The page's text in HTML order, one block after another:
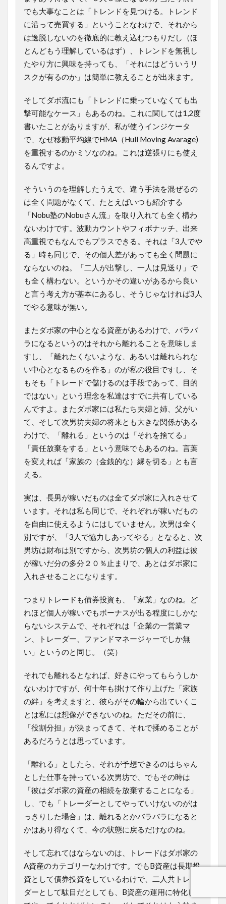
でも大事なことは「トレンドを見つける。トレンド
に沿って売買する」ということなわけで、それから
は逸脱しないのを徹底的に教え込むつもりだし（ほ
とんどもう理解しているはず）、トレンドを無視し
たやり方に興味を持っても、「それにはどういうリ
スクが有るのか」は簡単に教えることが出来ます。
そしてダボ流にも「トレンドに乗っていなくても出
撃可能なケース」もあるのね。これに関しては1,2度
書いたことがありますが、私が使うインジケータ
で、なぜ移動平均線でHMA（Hull Moving Avarage)
を重視するのかミソなのね。これは逆張りにも使え
るんですよ。
そういうのを理解したうえで、違う手法を混ぜるの
は全く問題がなくて、たとえばいつも紹介する
「Nobu塾のNobuさん流」を取り入れても全く構わ
ないわけです。波動カウントやフィボナッチ、出来
高重視でもなんでもプラスできる。それは「3人でや
る」時も同じで、その個人差があっても全く問題に
ならないのね。「二人が出撃し、一人は見送り」で
も全く構わない。というかその違いがあるから良い
と言う考え方が基本にあるし、そうじゃなければ3人
でやる意味が無い。
またダボ家の中心となる資産があるわけで、バラバ
ラになるというのはそれから離れることを意味しま
すし、「離れたくないような、あるいは離れられな
い中心となるものを作る」のが私の役目ですし、そ
もそも「トレードで儲けるのは手段であって、目的
ではない」という理念を私達はすでに共有している
んですよ。またダボ家には私たち夫婦と姉、父がい
て、そして次男坊夫婦の将来とも大きな関係がある
わけで、「離れる」というのは「それを捨てる」
「責任放棄をする」という意味でもあるのね。言葉
を変えれば「家族の（金銭的な）縁を切る」とも言
える。
実は、長男が稼いだものは全てダボ家に入れさせて
います。それは私も同じで、それぞれが稼いだもの
を自由に使えるようにはしていません。次男は全く
別ですが、「3人で協力しあってやる」となると、次
男坊は財布は別ですから、次男坊の個人の利益は彼
が稼いだ分の多分２０％止まりで、あとはダボ家に
入れさせることになります。
つまりトレードも債券投資も、「家業」なのね。ど
れほど個人が稼いでもボーナスが出る程度にしかな
らないシステムで、それぞれは「企業の一営業マ
ン、トレーダー、ファンドマネージャーでしか無
い」というのと同じ。（笑）
それでも離れるとなれば、好きにやってもらうしか
ないわけですが、何十年も掛けて作り上げた「家族
の絆」を考えますと、彼らがその輪から出ていくこ
とは私には想像ができないのね。ただその前に、
「役割分担」が決まってきて、それで揉めることが
あるだろうとは思っています。
「離れる」としたら、それが予想できるのはちゃん
とした仕事を持っている次男坊で、でもその時は
「彼はダボ家の資産の相続を放棄することになる」
し、でも「トレーダーとしてやっていけないのがは
っきりした場合」は、離れるとかバラバラになると
かはあり得なくて、今の状態に戻るだけなのね。
そして忘れてはならないのは、トレードはダボ家の
A資産のカテゴリーなわけです。でもB資産は長期投
資として債券投資をしているわけで、二人共トレー
ダーとして駄目だとしても、B資産の運用に特化し